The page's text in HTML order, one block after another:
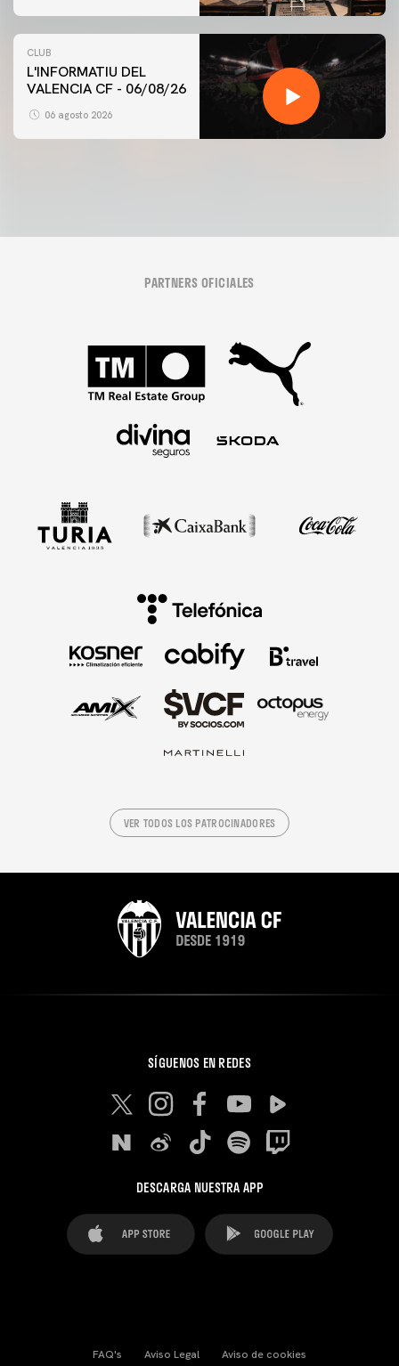
CLUB
L'INFORMATIU DEL
VALENCIA CF - 06/08/26
06 agosto 2026
PRIMER EQUIPO
ENTRENAMIENTO DEL VALENCIA CF 6/8/2026
PARTNERS OFICIALES
VER TODOS LOS PATROCINADORES
SÍGUENOS EN REDES
DESCARGA NUESTRA APP
FAQ's Aviso Legal Aviso de cookies